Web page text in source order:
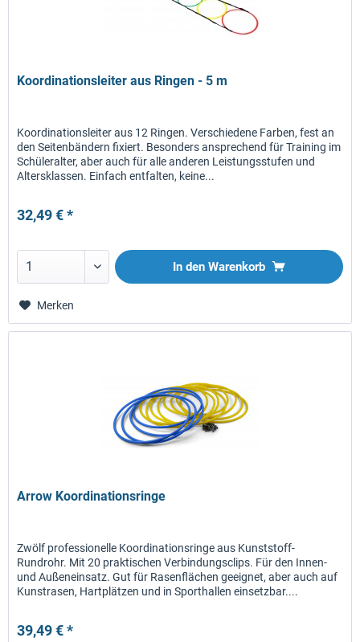
Koordinationsleiter aus Ringen - 5 m
Koordinationsleiter aus 12 Ringen. Verschiedene Farben, fest an
den Seitenbändern fixiert. Besonders ansprechend für Training im
Schüleralter, aber auch für alle anderen Leistungsstufen und
Altersklassen. Einfach entfalten, keine...
32,49 € *
In den Warenkorb
Merken
Arrow Koordinationsringe
Zwölf professionelle Koordinationsringe aus Kunststoff-
Rundrohr. Mit 20 praktischen Verbindungsclips. Für den Innen-
und Außeneinsatz. Gut für Rasenflächen geeignet, aber auch auf
Kunstrasen, Hartplätzen und in Sporthallen einsetzbar....
39,49 € *